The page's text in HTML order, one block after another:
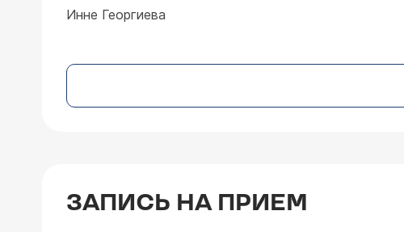
Инне Георгиева
ЗАПИСЬ НА ПРИЕМ